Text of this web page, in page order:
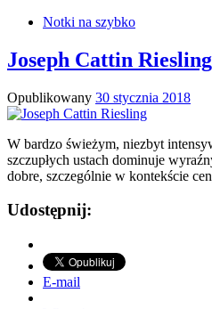
Notki na szybko
Joseph Cattin
Opublikowany 30 stycznia 2018
W bardzo świeżym, niezbyt
szczupłych ustach dominuje
dobre, szczególnie w kontekście
Udostępnij:
E-mail